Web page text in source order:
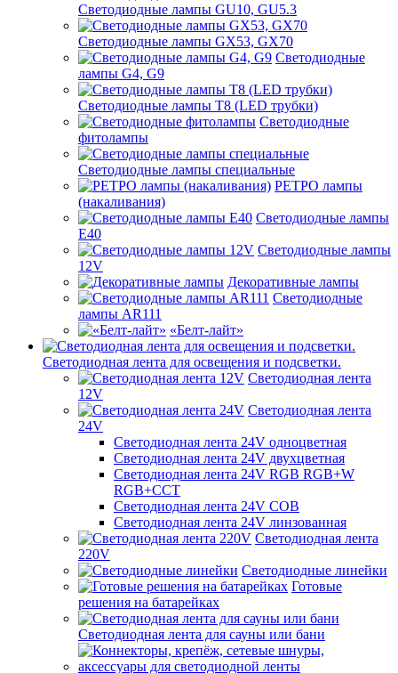
Светодиодные лампы GU10, GU5.3
Светодиодные лампы GX53, GX70
Светодиодные
лампы G4, G9
Светодиодные лампы Т8 (LED трубки)
Светодиодные
фитолампы
Светодиодные лампы специальные
РЕТРО лампы
(накаливания)
Светодиодные лампы
E40
Светодиодные лампы
12V
Декоративные лампы
Светодиодные
лампы AR111
«Белт-лайт»
Светодиодная лента для освещения и подсветки.
Светодиодная лента
12V
Светодиодная лента
24V
Светодиодная лента 24V одноцветная
Светодиодная лента 24V двухцветная
Светодиодная лента 24V RGB RGB+W
RGB+CCT
Светодиодная лента 24V COB
Светодиодная лента 24V линзованная
Светодиодная лента
220V
Светодиодные линейки
Готовые
решения на батарейках
Светодиодная лента для сауны или бани